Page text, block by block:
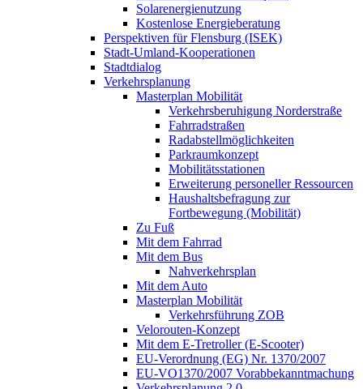
Solarenergienutzung
Kostenlose Energieberatung
Perspektiven für Flensburg (ISEK)
Stadt-Umland-Kooperationen
Stadtdialog
Verkehrsplanung
Masterplan Mobilität
Verkehrsberuhigung Norderstraße
Fahrradstraßen
Radabstellmöglichkeiten
Parkraumkonzept
Mobilitätsstationen
Erweiterung personeller Ressourcen
Haushaltsbefragung zur
Fortbewegung (Mobilität)
Zu Fuß
Mit dem Fahrrad
Mit dem Bus
Nahverkehrsplan
Mit dem Auto
Masterplan Mobilität
Verkehrsführung ZOB
Velorouten-Konzept
Mit dem E-Tretroller (E-Scooter)
EU-Verordnung (EG) Nr. 1370/2007
EU-VO1370/2007 Vorabbekanntmachung